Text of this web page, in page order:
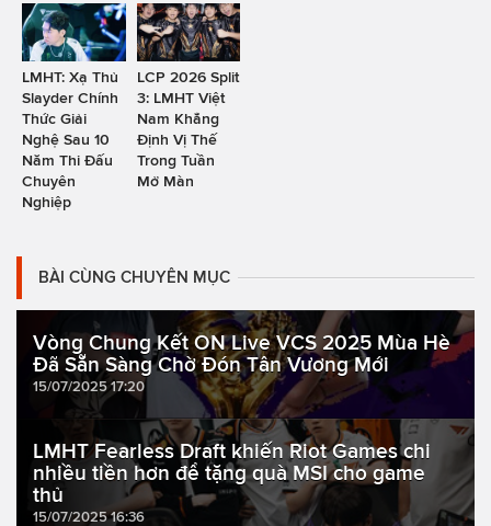
LMHT: Xạ Thủ
Slayder Chính
Thức Giải
Nghệ Sau 10
Năm Thi Đấu
Chuyên
Nghiệp
LCP 2026 Split
3: LMHT Việt
Nam Khẳng
Định Vị Thế
Trong Tuần
Mở Màn
BÀI CÙNG CHUYÊN MỤC
Vòng Chung Kết ON Live VCS 2025 Mùa Hè
Đã Sẵn Sàng Chờ Đón Tân Vương Mới
15/07/2025 17:20
LMHT Fearless Draft khiến Riot Games chi
nhiều tiền hơn để tặng quà MSI cho game
thủ
15/07/2025 16:36